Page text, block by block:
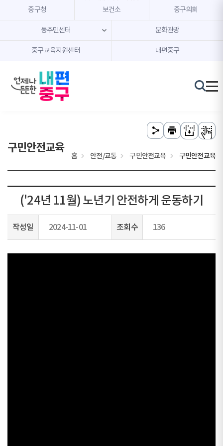
본문 내용 바로가기
주메뉴 바로가기
중구청 보건소 중구의회
동주민센터 문화관광
중구교육지원센터 내편중구
구민안전교육
홈 안전/교통 구민안전교육 구민안전교육
('24년 11월) 노년기 안전하게 운동하기
작성일 2024-11-01 조회수 136